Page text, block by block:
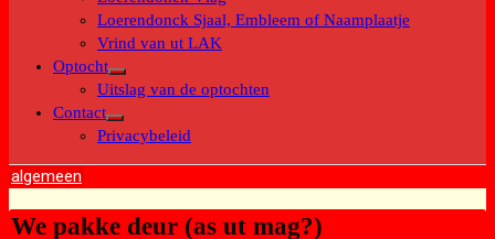
Loerendonck Sjaal, Embleem of Naamplaatje
Vrind van ut LAK
Optocht
Toon
submenu
Uitslag van de optochten
Contact
Toon
submenu
Privacybeleid
algemeen
We pakke deur (as ut mag?)